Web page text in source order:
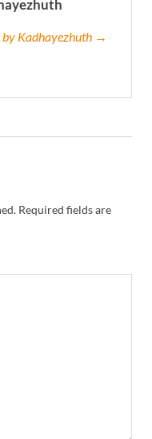
by Kadhayezhuth →
Required fields are